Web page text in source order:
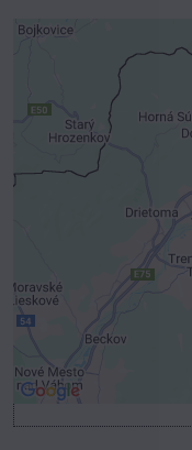
Externý
Prajete si
Povoliť a